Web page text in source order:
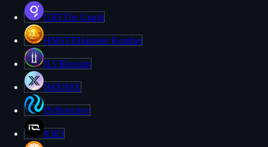
GRTThe Graph
HMSTRHamster Kombat
ILVIlluvium
IMXIMX
INJInjective
IOIO